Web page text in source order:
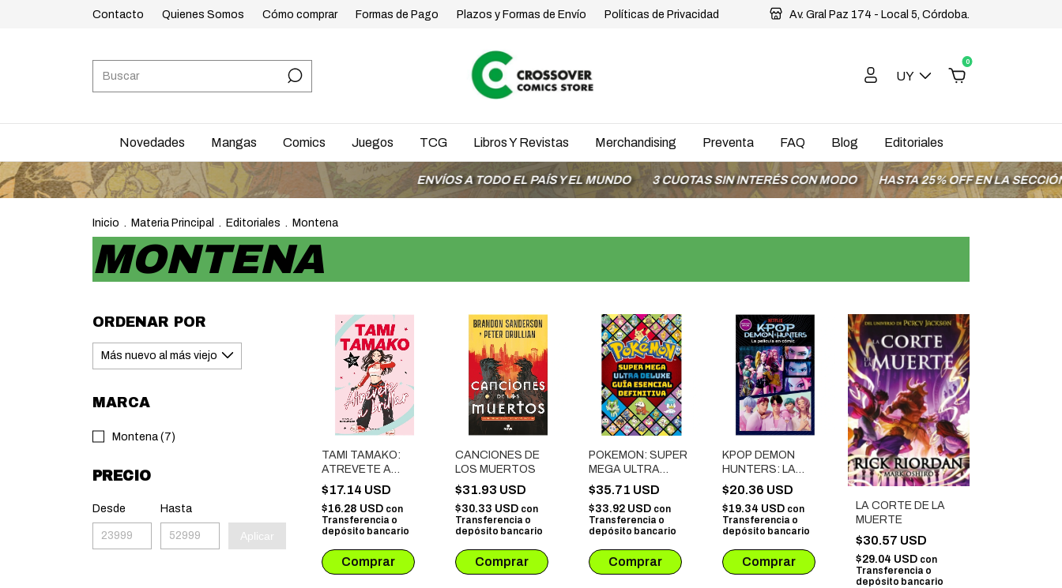
Contacto Quienes Somos Cómo comprar Formas de Pago Plazos y Formas de Envío Políticas de Privacidad Av. Gral Paz 174 - Local 5, Córdoba.
UY
0
Novedades Mangas Comics Juegos TCG Libros Y Revistas Merchandising Preventa FAQ Blog Editoriales
ENVÍOS A TODO EL PAÍS Y EL MUNDO 3 CUOTAS SIN INTERÉS CON MODO HASTA 25% OFF EN LA SECCIÓN
Inicio . Materia Principal . Editoriales . Montena
MONTENA
ORDENAR POR
MARCA
Montena (7)
PRECIO
Desde Hasta
Aplicar
TAMI TAMAKO:
ATREVETE A
BRILLAR
$17.14 USD
$16.28 USD con
Transferencia o
depósito bancario
CANCIONES DE
LOS MUERTOS
$31.93 USD
$30.33 USD con
Transferencia o
depósito bancario
POKEMON: SUPER
MEGA ULTRA
DELUXE GUIA
ESENCIAL
DEFINITIVA
$35.71 USD
$33.92 USD con
Transferencia o
depósito bancario
KPOP DEMON
HUNTERS: LA
PELICULA EN
COMIC
$20.36 USD
$19.34 USD con
Transferencia o
depósito bancario
LA CORTE DE LA
MUERTE
$30.57 USD
$29.04 USD con
Transferencia o
depósito bancario